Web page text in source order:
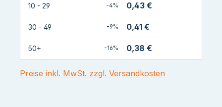
10 - 29 -4% 0,43 €
30 - 49 -9% 0,41 €
50+ -16% 0,38 €
Preise inkl. MwSt. zzgl. Versandkosten